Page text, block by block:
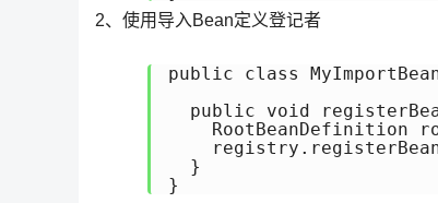
2、使用导入Bean定义登记者
public class
public void
RootBeanDefinition
  }
}